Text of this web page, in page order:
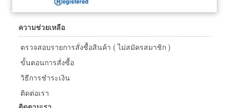
ความช่วยเหลือ
ตรวจสอบรายการสั่งซื้อสินค้า ( ไม่สมัครสมาชิก )
ขั้นตอนการสั่งซื้อ
วิธีการชำระเงิน
ติดต่อเรา